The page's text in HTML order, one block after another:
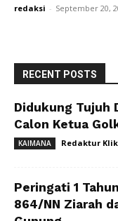
redaksi - September 20,
RECENT POSTS
Didukung Tujuh
Calon Ketua
KAIMANA Redaktur
Peringati 1
864/NN Ziarah